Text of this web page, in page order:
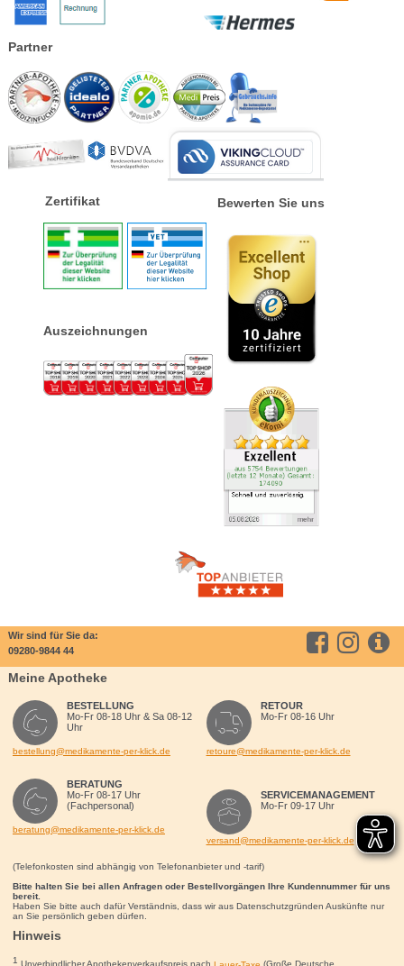
Partner
Zertifikat
Auszeichnungen
Bewerten Sie uns
Wir sind für Sie da:
09280-9844 44
Meine Apotheke
BESTELLUNG
Mo-Fr 08-18 Uhr & Sa 08-12
Uhr
bestellung@medikamente-per-klick.de
BERATUNG
Mo-Fr 08-17 Uhr
(Fachpersonal)
beratung@medikamente-per-klick.de
RETOUR
Mo-Fr 08-16 Uhr
retoure@medikamente-per-klick.de
SERVICEMANAGEMENT
Mo-Fr 09-17 Uhr
versand@medikamente-per-klick.de
(Telefonkosten sind abhängig von Telefonanbieter und -tarif)
Bitte halten Sie bei allen Anfragen oder Bestellvorgängen Ihre Kundennummer für uns
bereit.
Haben Sie bitte auch dafür Verständnis, dass wir aus Datenschutzgründen Auskünfte nur
an Sie persönlich geben dürfen.
Hinweis
1